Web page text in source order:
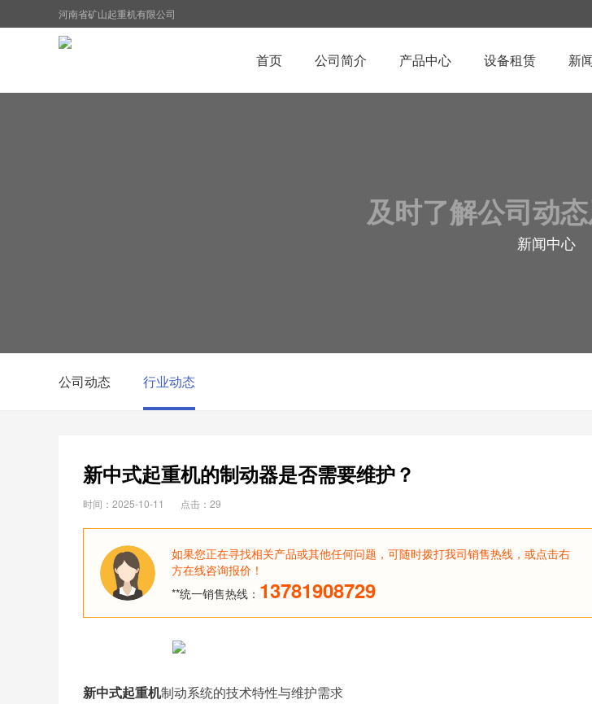
河南省矿山起重机有限公司
首页 公司简介 产品中心 设备租赁 新
及时了解公司动
新闻中心
公司动态 行业动态
新中式起重机的制动器是否需要维护？
时间：2025-10-11 点击：29
如果您正在寻找相关产品或其他任何问题，可随时拨打我司销售热线，或点击右
方在线咨询报价！
**统一销售热线： 13781908729
新中式起重机制动系统的技术特性与维护需求